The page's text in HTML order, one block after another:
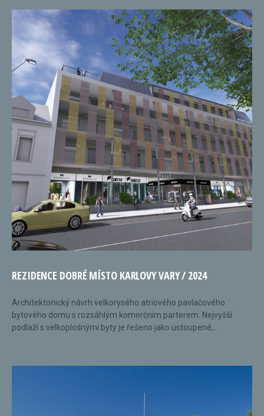
REZIDENCE DOBRÉ MÍSTO KARLOVY VARY / 2024
Architektonický návrh velkorysého atriového pavlačového
bytového domu s rozsáhlým komerčním parterem. Nejvyšší
podlaží s velkoplošnými byty je řešeno jako ustoupené,...